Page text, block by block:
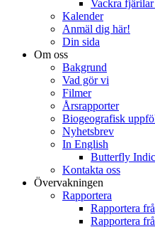
Vackra
Kalender
Anmäl dig här!
Din sida
Om oss
Bakgrund
Vad gör vi
Filmer
Årsrapporter
Biogeografisk
Nyhetsbrev
In English
Butterfly
Kontakta oss
Övervakningen
Rapportera
Rapportera
Rapportera